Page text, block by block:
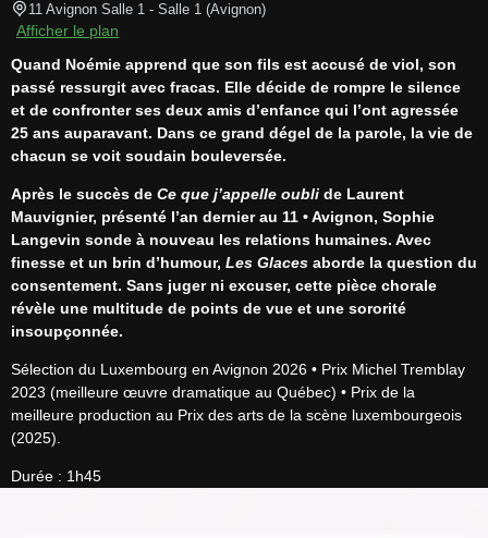
11 Avignon Salle 1 - Salle 1 (Avignon)
Afficher le plan
Quand Noémie apprend que son fils est accusé de viol, son
passé ressurgit avec fracas. Elle décide de rompre le silence
et de confronter ses deux amis d’enfance qui l’ont agressée
25 ans auparavant. Dans ce grand dégel de la parole, la vie de
chacun se voit soudain bouleversée.
Après le succès de Ce que j’appelle oubli de Laurent
Mauvignier, présenté l’an dernier au 11 • Avignon, Sophie
Langevin sonde à nouveau les relations humaines. Avec
finesse et un brin d’humour, Les Glaces aborde la question du
consentement. Sans juger ni excuser, cette pièce chorale
révèle une multitude de points de vue et une sororité
insoupçonnée.
Sélection du Luxembourg en Avignon 2026 • Prix Michel Tremblay
2023 (meilleure œuvre dramatique au Québec) • Prix de la
meilleure production au Prix des arts de la scène luxembourgeois
(2025).
Durée : 1h45